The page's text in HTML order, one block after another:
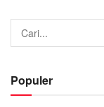
Populer